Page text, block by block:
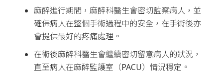
麻醉進行期間，麻醉科醫生會密切監察病人，並
確保病人在整個手術過程中的安全，在手術後亦
會提供最好的疼痛處理。
在術後麻醉科醫生會繼續密切留意病人的狀況，
直至病人在麻醉監護室（PACU）情況穩定。